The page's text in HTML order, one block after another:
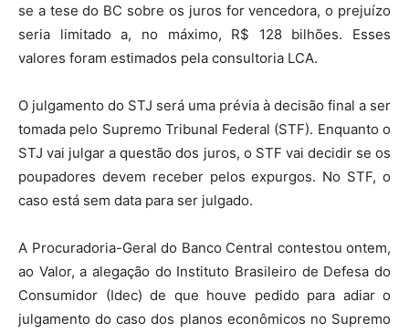
se a tese do BC sobre os juros for vencedora, o prejuízo
seria limitado a, no máximo, R$ 128 bilhões. Esses
valores foram estimados pela consultoria LCA.
O julgamento do STJ será uma prévia à decisão final a ser
tomada pelo Supremo Tribunal Federal (STF). Enquanto o
STJ vai julgar a questão dos juros, o STF vai decidir se os
poupadores devem receber pelos expurgos. No STF, o
caso está sem data para ser julgado.
A Procuradoria-Geral do Banco Central contestou ontem,
ao Valor, a alegação do Instituto Brasileiro de Defesa do
Consumidor (Idec) de que houve pedido para adiar o
julgamento do caso dos planos econômicos no Supremo